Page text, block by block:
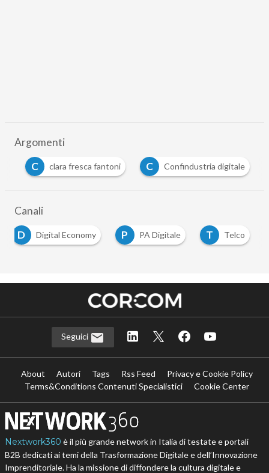
Argomenti
C clara fresca fantoni C
Confindustria digitale
Canali
D
Digital Economy P PA Digitale T
Telco
Seguici
About Autori Tags Rss Feed
Privacy e Cookie Policy
Terms&Conditions Contenuti Specialistici
Cookie Center
Nextwork360 è il più grande network in Italia di testate e portali
B2B dedicati ai temi della Trasformazione Digitale e dell’Innovazione
Imprenditoriale. Ha la missione di diffondere la cultura digitale e